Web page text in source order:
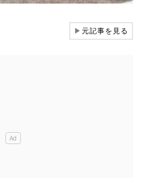
▶元記事を見る